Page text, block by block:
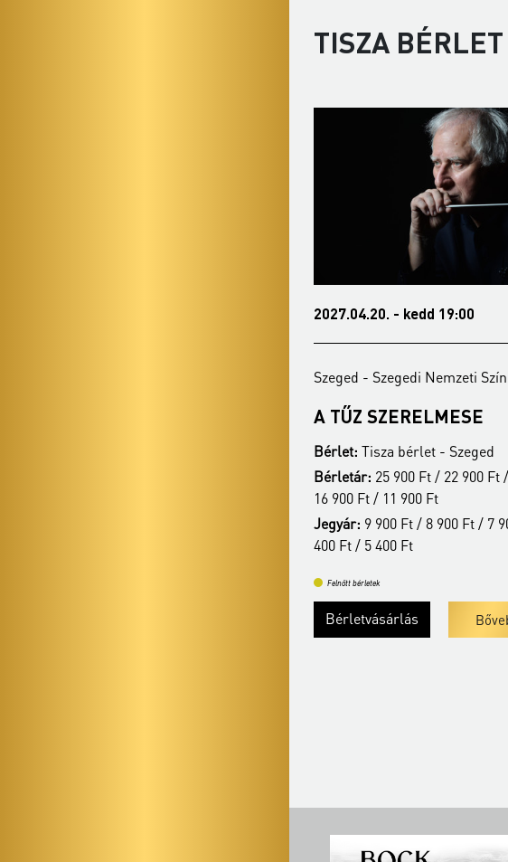
TISZA
2021.10.10. - vasárnap
Szeged - Szegedi Nemzeti
CONCERTO
Bérlet:Tisza bérlet - Szeged
Jegyár:2 900 Ft, 3 900 Ft, 4
Felnőtt bérletek
Bővebben